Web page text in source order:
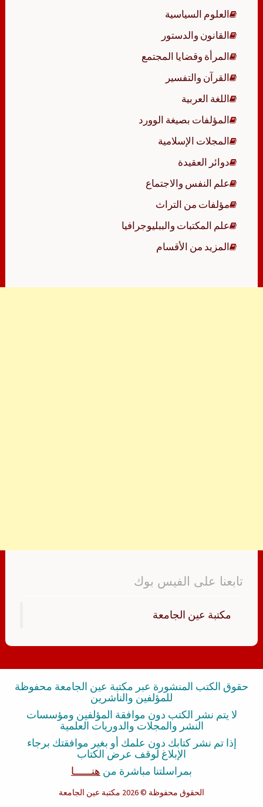
العلوم السياسية
القانون والدستور
المرأة وقضايا المجتمع
القرآن والتفسير
اللغة العربية
المؤلفات بصيغة الوورد
المجلات الإسلامية
دوائر العقيدة
علم النفس والاجتماع
مؤلفات من التراث
علم المكتبات والببليوجرافيا
المزيد من الأقسام
تابعنا على الفيس بوك
‏مكتبة عين الجامعة‏
حقوق الكتب المنشورة عبر مكتبة عين الجامعة محفوظة
للمؤلفين والناشرين
لا يتم نشر الكتب دون موافقة المؤلفين ومؤسسات
النشر والمجلات والدوريات العلمية
إذا تم نشر كتابك دون علمك أو بغير موافقتك برجاء
الإبلاغ لوقف عرض الكتاب
بمراسلتنا مباشرة من هنــــــا
الحقوق محفوظة © 2026 مكتبة عين الجامعة